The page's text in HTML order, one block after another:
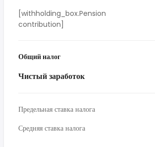
[withholding_box.Pension
contribution]
Общий налог
Чистый заработок
Предельная ставка налога
Средняя ставка налога